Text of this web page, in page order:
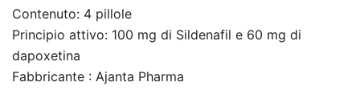
Contenuto: 4 pillole
Principio attivo: 100 mg di Sildenafil e 60 mg di
dapoxetina
Fabbricante : Ajanta Pharma